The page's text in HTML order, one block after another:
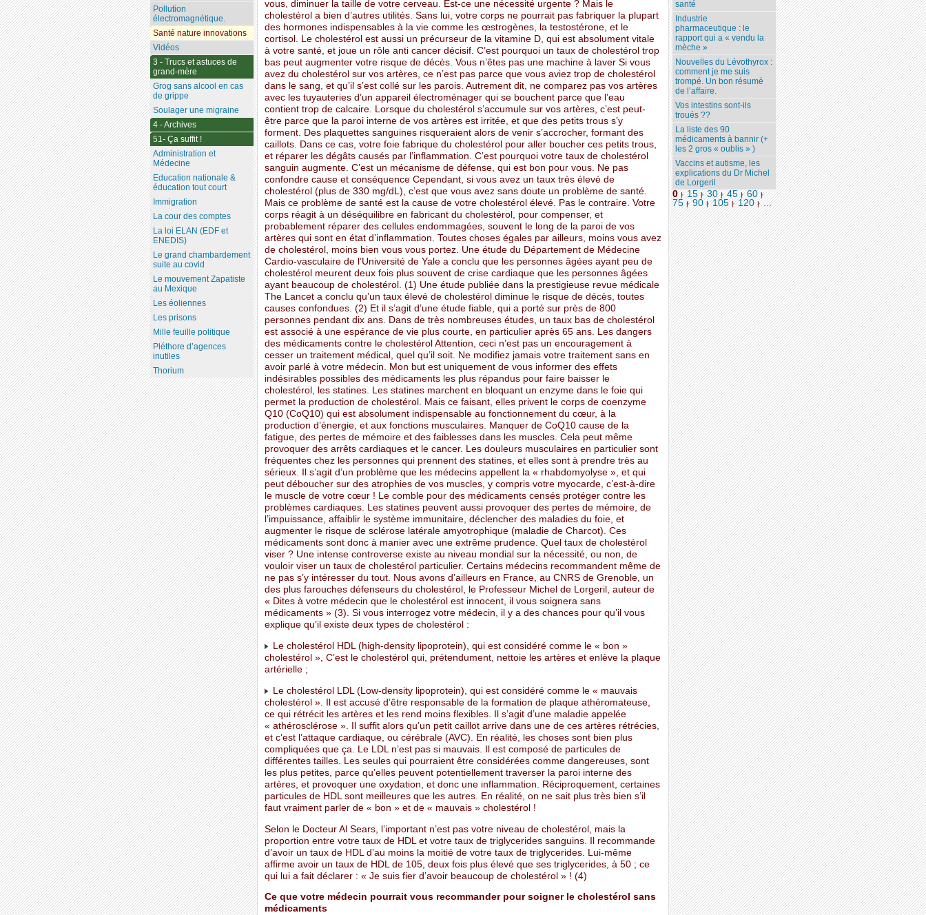
vous, diminuer la taille de votre cerveau. Est-ce une nécessité urgente ? Mais le
cholestérol a bien d’autres utilités. Sans lui, votre corps ne pourrait pas fabriquer la plupart
des hormones indispensables à la vie comme les œstrogènes, la testostérone, et le
cortisol. Le cholestérol est aussi un précurseur de la vitamine D, qui est absolument vitale
à votre santé, et joue un rôle anti cancer décisif. C’est pourquoi un taux de cholestérol trop
bas peut augmenter votre risque de décès. Vous n’êtes pas une machine à laver Si vous
avez du cholestérol sur vos artères, ce n’est pas parce que vous aviez trop de cholestérol
dans le sang, et qu’il s’est collé sur les parois. Autrement dit, ne comparez pas vos artères
avec les tuyauteries d’un appareil électroménager qui se bouchent parce que l’eau
contient trop de calcaire. Lorsque du cholestérol s’accumule sur vos artères, c’est peut-
être parce que la paroi interne de vos artères est irritée, et que des petits trous s’y
forment. Des plaquettes sanguines risqueraient alors de venir s’accrocher, formant des
caillots. Dans ce cas, votre foie fabrique du cholestérol pour aller boucher ces petits trous,
et réparer les dégâts causés par l’inflammation. C’est pourquoi votre taux de cholestérol
sanguin augmente. C’est un mécanisme de défense, qui est bon pour vous. Ne pas
confondre cause et conséquence Cependant, si vous avez un taux très élevé de
cholestérol (plus de 330 mg/dL), c’est que vous avez sans doute un problème de santé.
Mais ce problème de santé est la cause de votre cholestérol élevé. Pas le contraire. Votre
corps réagit à un déséquilibre en fabricant du cholestérol, pour compenser, et
probablement réparer des cellules endommagées, souvent le long de la paroi de vos
artères qui sont en état d’inflammation. Toutes choses égales par ailleurs, moins vous avez
de cholestérol, moins bien vous vous portez. Une étude du Département de Médecine
Cardio-vasculaire de l’Université de Yale a conclu que les personnes âgées ayant peu de
cholestérol meurent deux fois plus souvent de crise cardiaque que les personnes âgées
ayant beaucoup de cholestérol. (1) Une étude publiée dans la prestigieuse revue médicale
The Lancet a conclu qu’un taux élevé de cholestérol diminue le risque de décès, toutes
causes confondues. (2) Et il s’agit d’une étude fiable, qui a porté sur près de 800
personnes pendant dix ans. Dans de très nombreuses études, un taux bas de cholestérol
est associé à une espérance de vie plus courte, en particulier après 65 ans. Les dangers
des médicaments contre le cholestérol Attention, ceci n’est pas un encouragement à
cesser un traitement médical, quel qu’il soit. Ne modifiez jamais votre traitement sans en
avoir parlé à votre médecin. Mon but est uniquement de vous informer des effets
indésirables possibles des médicaments les plus répandus pour faire baisser le
cholestérol, les statines. Les statines marchent en bloquant un enzyme dans le foie qui
permet la production de cholestérol. Mais ce faisant, elles privent le corps de coenzyme
Q10 (CoQ10) qui est absolument indispensable au fonctionnement du cœur, à la
production d’énergie, et aux fonctions musculaires. Manquer de CoQ10 cause de la
fatigue, des pertes de mémoire et des faiblesses dans les muscles. Cela peut même
provoquer des arrêts cardiaques et le cancer. Les douleurs musculaires en particulier sont
fréquentes chez les personnes qui prennent des statines, et elles sont à prendre très au
sérieux. Il s’agit d’un problème que les médecins appellent la « rhabdomyolyse », et qui
peut déboucher sur des atrophies de vos muscles, y compris votre myocarde, c’est-à-dire
le muscle de votre cœur ! Le comble pour des médicaments censés protéger contre les
problèmes cardiaques. Les statines peuvent aussi provoquer des pertes de mémoire, de
l’impuissance, affaiblir le système immunitaire, déclencher des maladies du foie, et
augmenter le risque de sclérose latérale amyotrophique (maladie de Charcot). Ces
médicaments sont donc à manier avec une extrême prudence. Quel taux de cholestérol
viser ? Une intense controverse existe au niveau mondial sur la nécessité, ou non, de
vouloir viser un taux de cholestérol particulier. Certains médecins recommandent même de
ne pas s’y intéresser du tout. Nous avons d’ailleurs en France, au CNRS de Grenoble, un
des plus farouches défenseurs du cholestérol, le Professeur Michel de Lorgeril, auteur de
« Dites à votre médecin que le cholestérol est innocent, il vous soignera sans
médicaments » (3). Si vous interrogez votre médecin, il y a des chances pour qu’il vous
explique qu’il existe deux types de cholestérol :
Le cholestérol HDL (high-density lipoprotein), qui est considéré comme le « bon »
cholestérol », C’est le cholestérol qui, prétendument, nettoie les artères et enlève la plaque
artérielle ;
Le cholestérol LDL (Low-density lipoprotein), qui est considéré comme le « mauvais
cholestérol ». Il est accusé d’être responsable de la formation de plaque athéromateuse,
ce qui rétrécit les artères et les rend moins flexibles. Il s’agit d’une maladie appelée
« athérosclérose ». Il suffit alors qu’un petit caillot arrive dans une de ces artères rétrécies,
et c’est l’attaque cardiaque, ou cérébrale (AVC). En réalité, les choses sont bien plus
compliquées que ça. Le LDL n’est pas si mauvais. Il est composé de particules de
différentes tailles. Les seules qui pourraient être considérées comme dangereuses, sont
les plus petites, parce qu’elles peuvent potentiellement traverser la paroi interne des
artères, et provoquer une oxydation, et donc une inflammation. Réciproquement, certaines
particules de HDL sont meilleures que les autres. En réalité, on ne sait plus très bien s’il
faut vraiment parler de « bon » et de « mauvais » cholestérol !
Selon le Docteur Al Sears, l’important n’est pas votre niveau de cholestérol, mais la
proportion entre votre taux de HDL et votre taux de triglycerides sanguins. Il recommande
d’avoir un taux de HDL d’au moins la moitié de votre taux de triglycerides. Lui-même
affirme avoir un taux de HDL de 105, deux fois plus élevé que ses triglycerides, à 50 ; ce
qui lui a fait déclarer : « Je suis fier d’avoir beaucoup de cholestérol » ! (4)
Ce que votre médecin pourrait vous recommander pour soigner le cholestérol sans
médicaments
santé
Industrie
pharmaceutique : le
rapport qui a « vendu la
mèche »
Nouvelles du Lévothyrox :
comment je me suis
trompé. Un bon résumé
de l’affaire.
Vos intestins sont-ils
troués ??
La liste des 90
médicaments à bannir (+
les 2 gros « oublis » )
Vaccins et autisme, les
explications du Dr Michel
de Lorgeril
0 | 15 | 30 | 45 | 60 |
75 | 90 | 105 | 120 | ...
Pollution
électromagnétique.
Santé nature innovations
Vidéos
3 - Trucs et astuces de
grand-mère
Grog sans alcool en cas
de grippe
Soulager une migraine
4 - Archives
51- Ça suffit !
Administration et
Médecine
Education nationale &
éducation tout court
Immigration
La cour des comptes
La loi ELAN (EDF et
ENEDIS)
Le grand chambardement
suite au covid
Le mouvement Zapatiste
au Mexique
Les éoliennes
Les prisons
Mille feuille politique
Pléthore d’agences
inutiles
Thorium